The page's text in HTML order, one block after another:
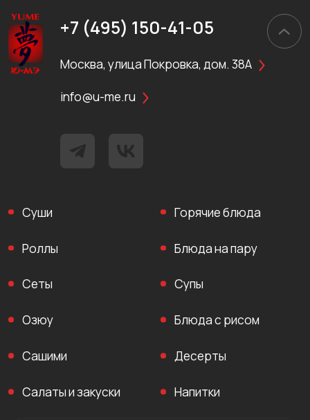
+7 (495) 150-41-05
Москва, улица Покровка, дом. 38А
info@u-me.ru
Суши
Роллы
Сеты
Озюу
Сашими
Салаты и закуски
Горячие блюда
Блюда на пару
Супы
Блюда с рисом
Десерты
Напитки